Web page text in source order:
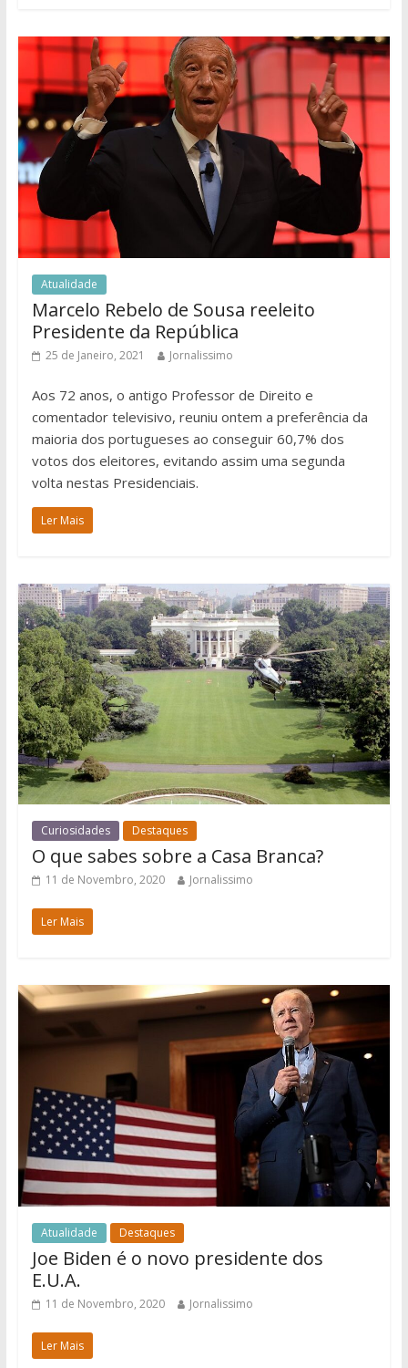
Atualidade
Marcelo Rebelo de Sousa reeleito
Presidente da República
25 de Janeiro, 2021 Jornalissimo
Aos 72 anos, o antigo Professor de Direito e
comentador televisivo, reuniu ontem a preferência da
maioria dos portugueses ao conseguir 60,7% dos
votos dos eleitores, evitando assim uma segunda
volta nestas Presidenciais.
Ler Mais
Curiosidades Destaques
O que sabes sobre a Casa Branca?
11 de Novembro, 2020 Jornalissimo
Ler Mais
Atualidade Destaques
Joe Biden é o novo presidente dos
E.U.A.
11 de Novembro, 2020 Jornalissimo
Ler Mais